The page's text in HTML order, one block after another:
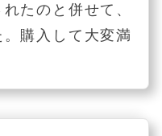
たのと併せて、
購入して大変満